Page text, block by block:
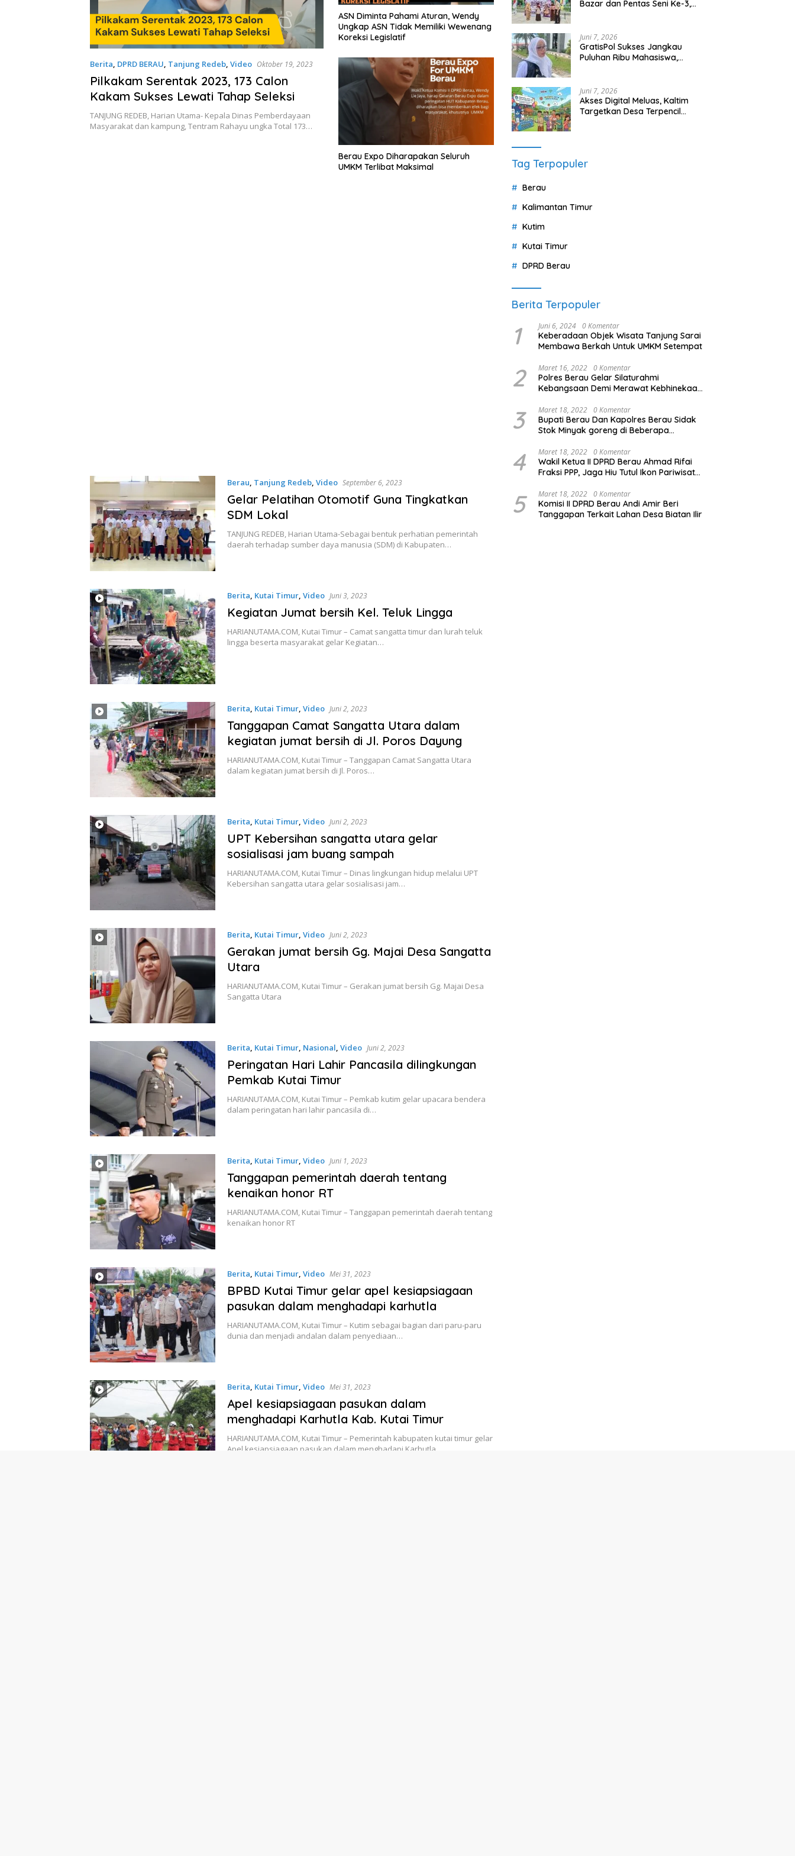
Berita, DPRD BERAU, Tanjung Redeb, Video Oktober 19, 2023
Pilkakam Serentak 2023, 173 Calon
Kakam Sukses Lewati Tahap Seleksi
TANJUNG REDEB, Harian Utama- Kepala Dinas Pemberdayaan
Masyarakat dan kampung, Tentram Rahayu ungka Total 173…
ASN Diminta Pahami Aturan, Wendy
Ungkap ASN Tidak Memiliki Wewenang
Koreksi Legislatif
Berau Expo Diharapakan Seluruh
UMKM Terlibat Maksimal
Berau, Tanjung Redeb, Video September 6, 2023
Gelar Pelatihan Otomotif Guna Tingkatkan
SDM Lokal
TANJUNG REDEB, Harian Utama-Sebagai bentuk perhatian pemerintah
daerah terhadap sumber daya manusia (SDM) di Kabupaten…
Berita, Kutai Timur, Video Juni 3, 2023
Kegiatan Jumat bersih Kel. Teluk Lingga
HARIANUTAMA.COM, Kutai Timur – Camat sangatta timur dan lurah teluk
lingga beserta masyarakat gelar Kegiatan…
Berita, Kutai Timur, Video Juni 2, 2023
Tanggapan Camat Sangatta Utara dalam
kegiatan jumat bersih di Jl. Poros Dayung
HARIANUTAMA.COM, Kutai Timur – Tanggapan Camat Sangatta Utara
dalam kegiatan jumat bersih di Jl. Poros…
Berita, Kutai Timur, Video Juni 2, 2023
UPT Kebersihan sangatta utara gelar
sosialisasi jam buang sampah
HARIANUTAMA.COM, Kutai Timur – Dinas lingkungan hidup melalui UPT
Kebersihan sangatta utara gelar sosialisasi jam…
Berita, Kutai Timur, Video Juni 2, 2023
Gerakan jumat bersih Gg. Majai Desa Sangatta
Utara
HARIANUTAMA.COM, Kutai Timur – Gerakan jumat bersih Gg. Majai Desa
Sangatta Utara
Berita, Kutai Timur, Nasional, Video Juni 2, 2023
Peringatan Hari Lahir Pancasila dilingkungan
Pemkab Kutai Timur
HARIANUTAMA.COM, Kutai Timur – Pemkab kutim gelar upacara bendera
dalam peringatan hari lahir pancasila di…
Berita, Kutai Timur, Video Juni 1, 2023
Tanggapan pemerintah daerah tentang
kenaikan honor RT
HARIANUTAMA.COM, Kutai Timur – Tanggapan pemerintah daerah tentang
kenaikan honor RT
Berita, Kutai Timur, Video Mei 31, 2023
BPBD Kutai Timur gelar apel kesiapsiagaan
pasukan dalam menghadapi karhutla
HARIANUTAMA.COM, Kutai Timur – Kutim sebagai bagian dari paru-paru
dunia dan menjadi andalan dalam penyediaan…
Berita, Kutai Timur, Video Mei 31, 2023
Apel kesiapsiagaan pasukan dalam
menghadapi Karhutla Kab. Kutai Timur
HARIANUTAMA.COM, Kutai Timur – Pemerintah kabupaten kutai timur gelar
Apel kesiapsiagaan pasukan dalam menghadapi Karhutla…
Bazar dan Pentas Seni Ke-3,
Juni 7, 2026
GratisPol Sukses Jangkau
Puluhan Ribu Mahasiswa,
Juni 7, 2026
Akses Digital Meluas, Kaltim
Targetkan Desa Terpencil
Tag Terpopuler
Berau
Kalimantan Timur
Kutim
Kutai Timur
DPRD Berau
Berita Terpopuler
1 Juni 6, 2024 0 Komentar
Keberadaan Objek Wisata Tanjung Sarai
Membawa Berkah Untuk UMKM Setempat
2 Maret 16, 2022 0 Komentar
Polres Berau Gelar Silaturahmi
Kebangsaan Demi Merawat Kebhinekaan
3 Maret 18, 2022 0 Komentar
Bupati Berau Dan Kapolres Berau Sidak
Stok Minyak goreng di Beberapa
4 Maret 18, 2022 0 Komentar
Wakil Ketua II DPRD Berau Ahmad Rifai
Fraksi PPP, Jaga Hiu Tutul Ikon Pariwisata
5 Maret 18, 2022 0 Komentar
Komisi II DPRD Berau Andi Amir Beri
Tanggapan Terkait Lahan Desa Biatan Ilir